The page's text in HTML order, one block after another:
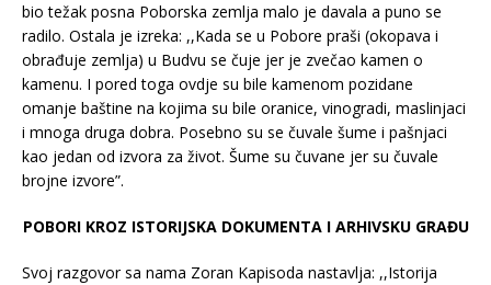
bio težak posna Poborska zemlja malo je davala a puno se
radilo. Ostala je izreka: ,,Kada se u Pobore praši (okopava i
obrađuje zemlja) u Budvu se čuje jer je zvečao kamen o
kamenu. I pored toga ovdje su bile kamenom pozidane
omanje baštine na kojima su bile oranice, vinogradi, maslinjaci
i mnoga druga dobra. Posebno su se čuvale šume i pašnjaci
kao jedan od izvora za život. Šume su čuvane jer su čuvale
brojne izvore”.
POBORI KROZ ISTORIJSKA DOKUMENTA I ARHIVSKU GRAĐU
Svoj razgovor sa nama Zoran Kapisoda nastavlja: ,,Istorija